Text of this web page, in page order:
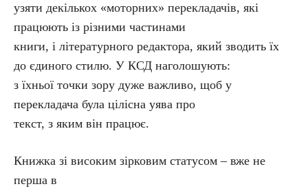
узяти декількох «моторних» перекладачів, які
працюють із різними частинами
книги, і літературного редактора, який зводить їх
до єдиного стилю. У КСД наголошують:
з їхньої точки зору дуже важливо, щоб у
перекладача була цілісна уява про
текст, з яким він працює.
Книжка зі високим зірковим статусом – вже не
перша в